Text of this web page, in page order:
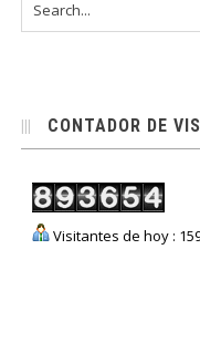
CONTADOR DE
Visitantes de hoy :